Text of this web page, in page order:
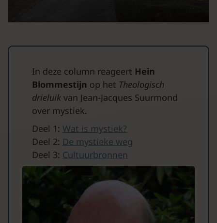
In deze column reageert Hein
Blommestijn op het Theologisch
drieluik van Jean-Jacques Suurmond
over mystiek.
Deel 1: Wat is mystiek?
Deel 2: De mystieke weg
Deel 3: Cultuurbronnen